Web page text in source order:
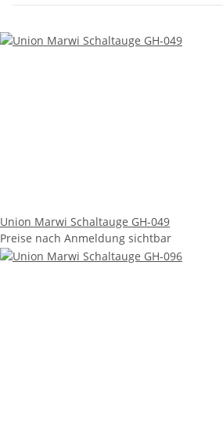
Union Marwi Schaltauge GH-049
Preise nach Anmeldung sichtbar